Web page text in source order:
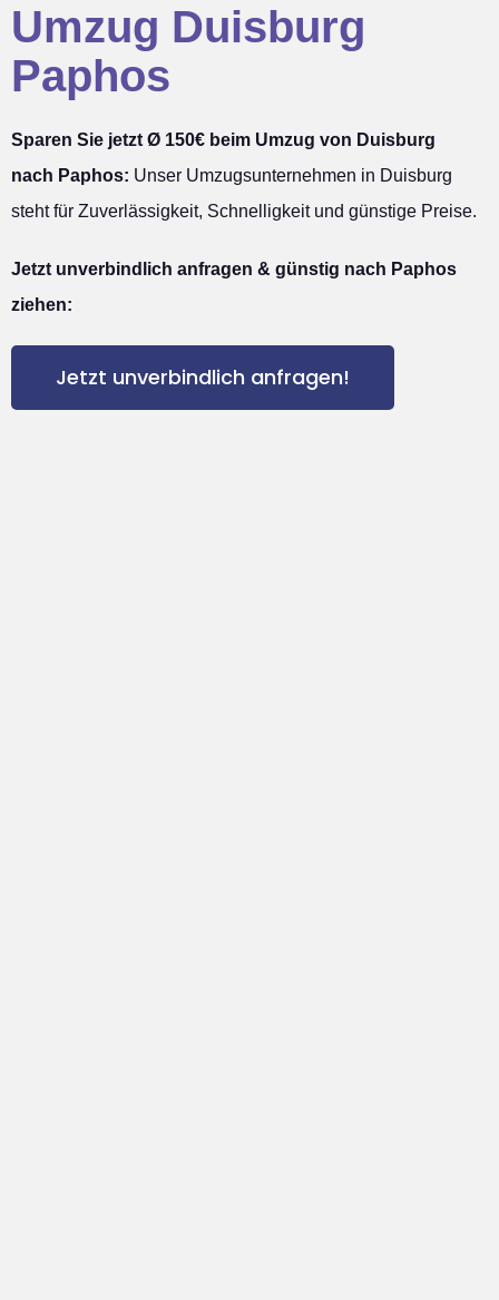
Umzug Duisburg
Paphos
Sparen Sie jetzt Ø 150€ beim Umzug von Duisburg
nach Paphos: Unser Umzugsunternehmen in Duisburg
steht für Zuverlässigkeit, Schnelligkeit und günstige Preise.
Jetzt unverbindlich anfragen & günstig nach Paphos
ziehen:
Jetzt unverbindlich anfragen!